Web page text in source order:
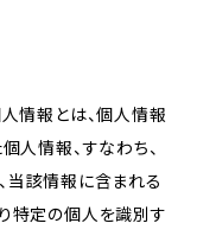
情報とは、個人情報
人情報、すなわち、
当該情報に含まれる
特定の個人を識別す